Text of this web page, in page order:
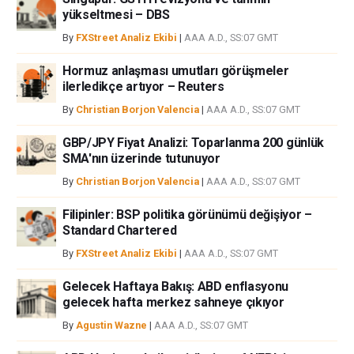
bilgilerin kullanımı nedeniyle doğrudan yada dolaylı olarak ortaya
çıkabilecek herhangi bir kar kaybı herhangi bir sınırlama olmaksızın
herhangi bir kayıp ya da hasar için sorumluluk kabul etmemektedir.
yükseltmesi – DBS
By FXStreet Analiz Ekibi | AAA A.D., SS:07 GMT
Hormuz anlaşması umutları görüşmeler
ilerledikçe artıyor – Reuters
By Christian Borjon Valencia | AAA A.D., SS:07 GMT
GBP/JPY Fiyat Analizi: Toparlanma 200 günlük
SMA'nın üzerinde tutunuyor
By Christian Borjon Valencia | AAA A.D., SS:07 GMT
Filipinler: BSP politika görünümü değişiyor –
Standard Chartered
By FXStreet Analiz Ekibi | AAA A.D., SS:07 GMT
Gelecek Haftaya Bakış: ABD enflasyonu
gelecek hafta merkez sahneye çıkıyor
By Agustin Wazne | AAA A.D., SS:07 GMT